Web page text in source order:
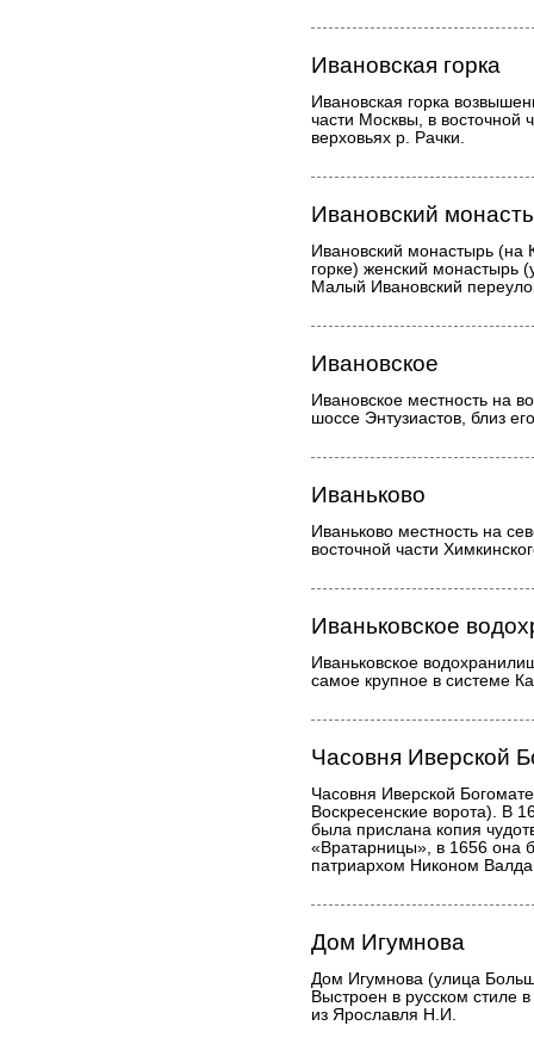
Ивановская горка
Ивановская горка
части Москвы, в восточной
верховьях р. Рачки.
Ивановский
Ивановский монастырь (на
горке) женский монастырь
Малый Ивановский
Ивановское
Ивановское местность на
шоссе Энтузиастов, близ
Иваньково
Иваньково местность на
восточной части
Иваньковское
Иваньковское
самое крупное в системе
Часовня Иверской
Часовня Иверской
Воскресенские ворота). В
была прислана копия
«Вратарницы», в 1656 она
патриархом Никоном
Дом Игумнова
Дом Игумнова (улица
Выстроен в русском стиле
из Ярославля Н.И.